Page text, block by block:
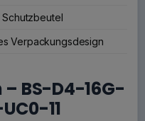
Schutzbeutel
Verpackungsdesign
BS-D4-16G-
11